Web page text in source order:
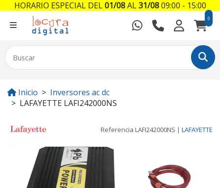
0
Inicio
Inversores ac dc
LAFAYETTE LAFI242000NS
Referencia LAFI242000NS | LAFAYETTE
HORARIO ESPECIAL DEL01/08AL31/0809:00 - 15:00